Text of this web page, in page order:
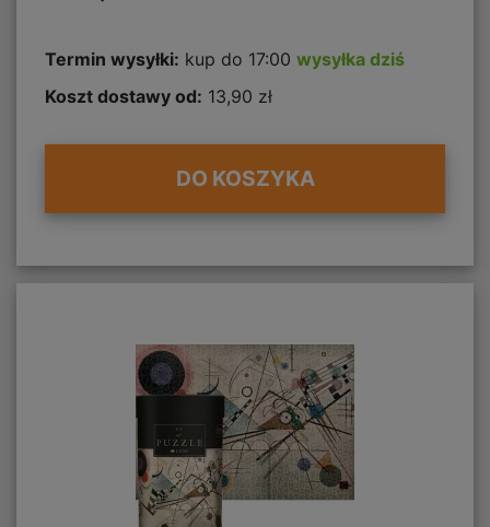
Termin wysyłki: kup do 17:00 wysyłka dziś
Koszt dostawy od: 13,90 zł
DO KOSZYKA